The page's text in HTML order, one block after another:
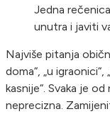
Jedna
unutra i javiti
Najviše pitanja
doma“, „u
kasnije“. Svaka je
neprecizna.